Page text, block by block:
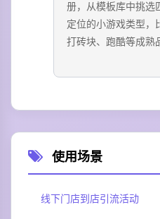
册，从模板库中挑选
定位的小游戏类型，
打砖块、跑酷等成熟
使用场景
线下门店到店引流活动